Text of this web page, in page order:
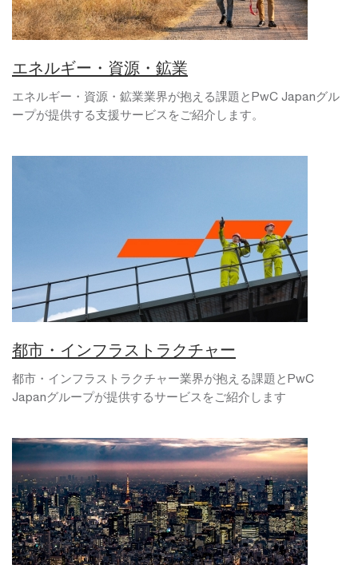
エネルギー・資源・鉱業
エネルギー・資源・鉱業業界が抱える課題とPwC Japanグル
ープが提供する支援サービスをご紹介します。
都市・インフラストラクチャー
都市・インフラストラクチャー業界が抱える課題とPwC
Japanグループが提供するサービスをご紹介します